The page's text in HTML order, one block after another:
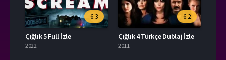
6.3
Çığlık 5 Full İzle
2022
6.2
Çığlık 4 Türkçe Dublaj İzle
2011